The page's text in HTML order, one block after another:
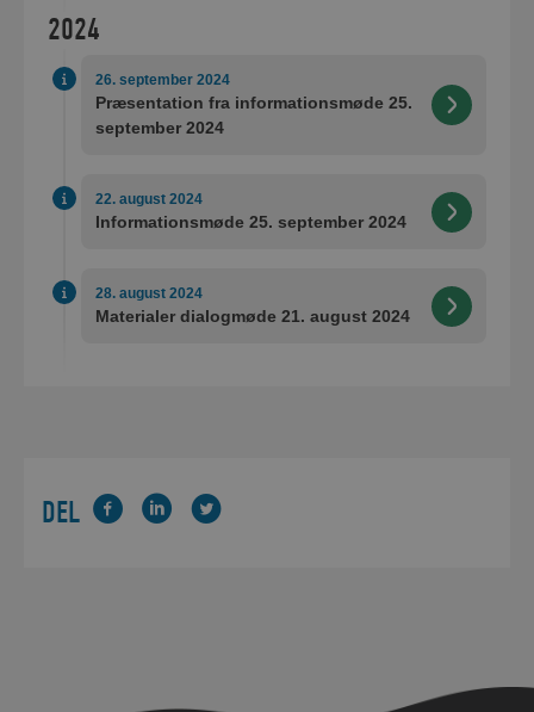
2024
26. september 2024
Præsentation fra informationsmøde 25.
september 2024
22. august 2024
Informationsmøde 25. september 2024
28. august 2024
Materialer dialogmøde 21. august 2024
DEL